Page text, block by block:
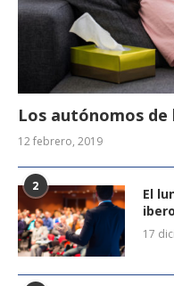
Los autónomos de
12 febrero, 2019
2
El
17